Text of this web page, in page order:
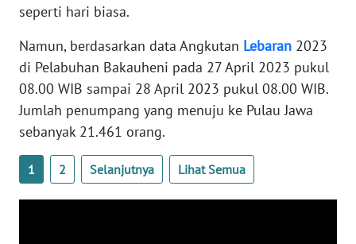
seperti hari biasa.
Namun, berdasarkan data Angkutan Lebaran 2023
di Pelabuhan Bakauheni pada 27 April 2023 pukul
08.00 WIB sampai 28 April 2023 pukul 08.00 WIB.
Jumlah penumpang yang menuju ke Pulau Jawa
sebanyak 21.461 orang.
1 2 Selanjutnya Lihat Semua
JAMBI
WN
SULTRA
NTB